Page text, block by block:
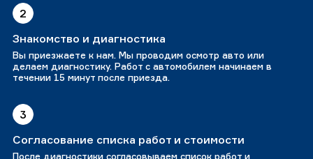
2
Знакомство и диагностика
Вы приезжаете к нам. Мы проводим осмотр авто или
делаем диагностику. Работ с автомобилем начинаем в
течении 15 минут после приезда.
3
Согласование списка работ и стоимости
После диагностики согласовываем список работ и